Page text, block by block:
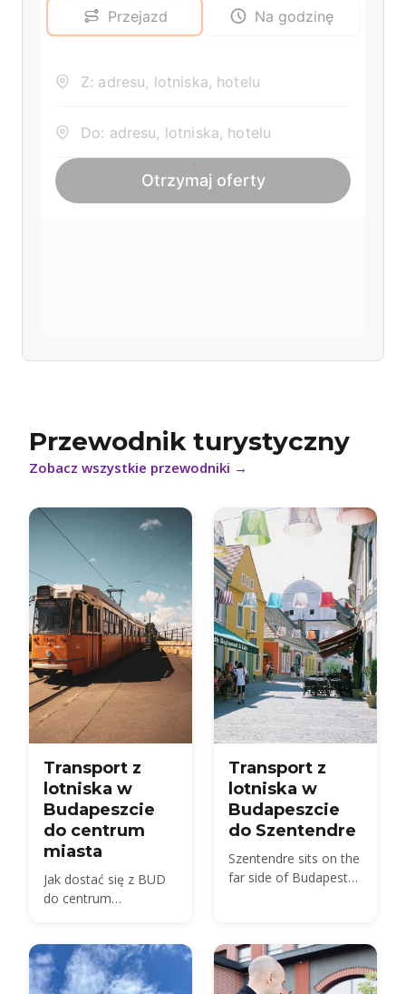
Przewodnik turystyczny
Zobacz wszystkie przewodniki →
Transport z
lotniska w
Budapeszcie
do centrum
miasta
Jak dostać się z BUD
do centrum
autobusu, pociągu,
taksówki i transferu
Transport z
lotniska w
Budapeszcie
do Szentendre
Szentendre sits on the
far side of Budapest
Here is every route,
with 2026 fares.